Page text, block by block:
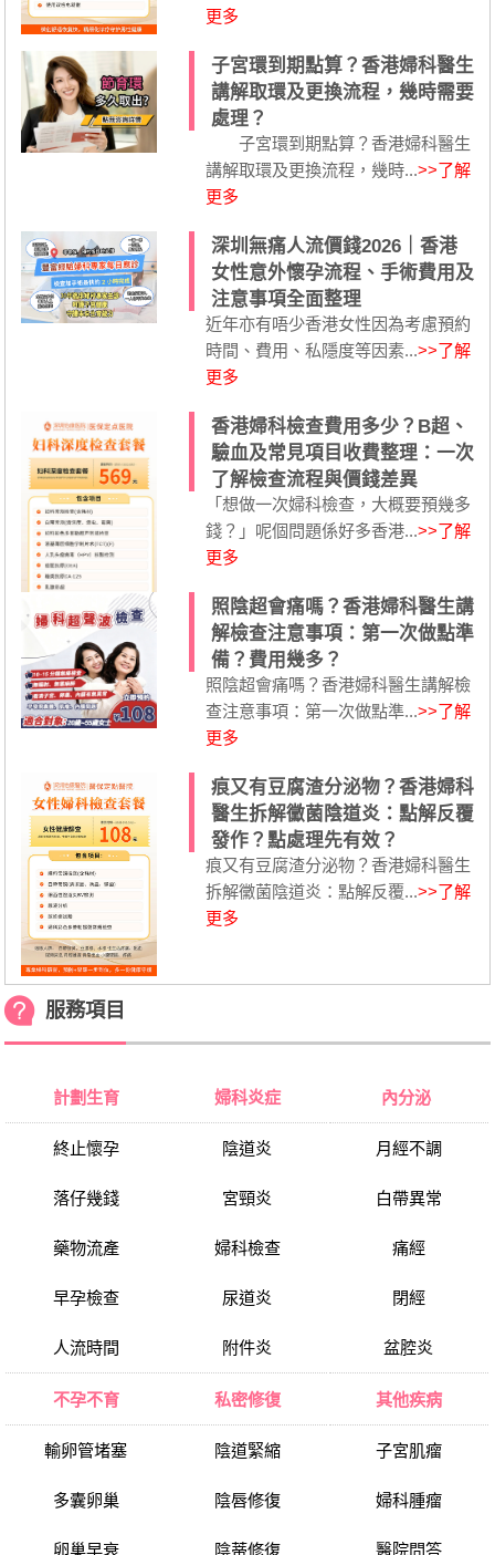
更多
子宮環到期點算？香港婦科醫生
講解取環及更換流程，幾時需要
處理？
子宮環到期點算？香港婦科醫生
講解取環及更換流程，幾時...>>了解
更多
深圳無痛人流價錢2026｜香港
女性意外懷孕流程、手術費用及
注意事項全面整理
近年亦有唔少香港女性因為考慮預約
時間、費用、私隱度等因素...>>了解
更多
香港婦科檢查費用多少？B超、
驗血及常見項目收費整理：一次
了解檢查流程與價錢差異
「想做一次婦科檢查，大概要預幾多
錢？」呢個問題係好多香港...>>了解
更多
照陰超會痛嗎？香港婦科醫生講
解檢查注意事項：第一次做點準
備？費用幾多？
照陰超會痛嗎？香港婦科醫生講解檢
查注意事項：第一次做點準...>>了解
更多
痕又有豆腐渣分泌物？香港婦科
醫生拆解黴菌陰道炎：點解反覆
發作？點處理先有效？
痕又有豆腐渣分泌物？香港婦科醫生
拆解黴菌陰道炎：點解反覆...>>了解
更多
服務項目
計劃生育
終止懷孕
落仔幾錢
藥物流產
早孕檢查
人流時間
婦科炎症
陰道炎
宮頸炎
婦科檢查
尿道炎
附件炎
內分泌
月經不調
白帶異常
痛經
閉經
盆腔炎
不孕不育
輸卵管堵塞
多囊卵巢
卵巢早衰
私密修復
陰道緊縮
陰唇修復
陰蒂修復
其他疾病
子宮肌瘤
婦科腫瘤
醫院問答